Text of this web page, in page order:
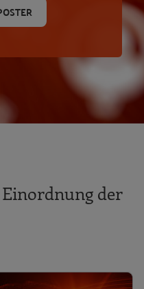
der